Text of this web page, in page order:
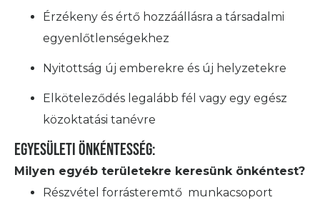
Érzékeny és értő hozzáállásra a társadalmi
egyenlőtlenségekhez
Nyitottság új emberekre és új helyzetekre
Elköteleződés legalább fél vagy egy egész
közoktatási tanévre
Egyesületi önkéntesség:
Milyen egyéb területekre keresünk önkéntest?
Részvétel forrásteremtő munkacsoport